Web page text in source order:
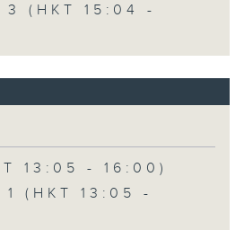
3 (HKT 15:04 -
13:05 - 16:00)
1 (HKT 13:05 -